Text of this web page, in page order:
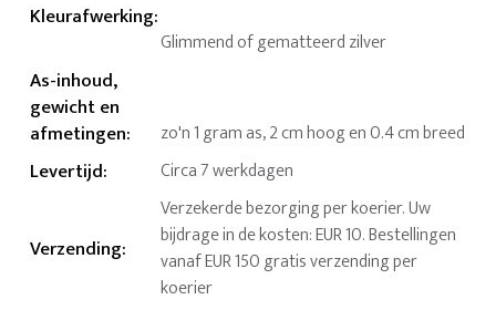
Kleurafwerking:
Glimmend of gematteerd zilver
As-inhoud,
gewicht en
afmetingen: zo'n 1 gram as, 2 cm hoog en 0.4 cm breed
Levertijd: Circa 7 werkdagen
Verzending:
Verzekerde bezorging per koerier. Uw
bijdrage in de kosten: EUR 10. Bestellingen
vanaf EUR 150 gratis verzending per
koerier